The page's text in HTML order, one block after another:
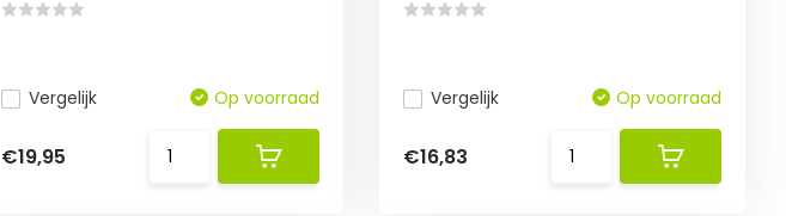
Vergelijk Op voorraad
€19,95
Vergelijk Op voorraad
€16,83